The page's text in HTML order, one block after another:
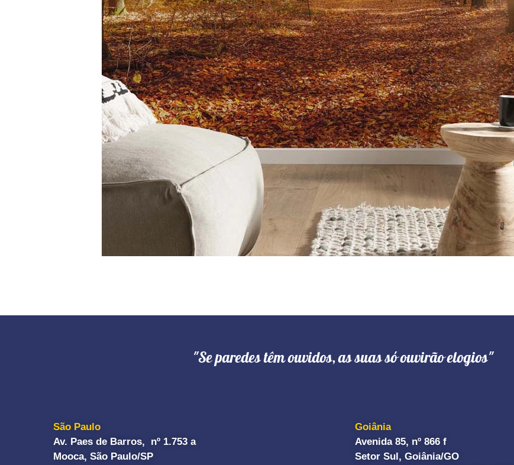
"Se paredes têm ouvidos, as suas só ouvirão elogios"
São Paulo
Av. Paes de Barros, nº 1.753 a
Mooca, São Paulo/SP
Goiânia
Avenida 85, nº 866 f
Setor Sul, Goiânia/GO